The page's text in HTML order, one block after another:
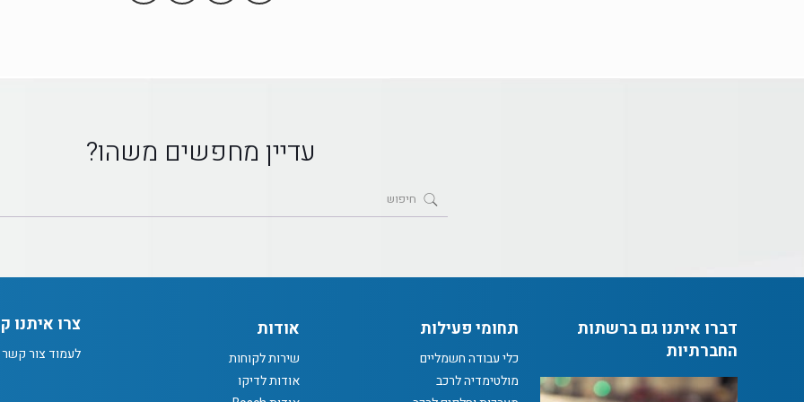
עדיין מחפשים משהו?
דברו איתנו גם ברשתות
החברתיות
תחומי פעילות
כלי עבודה חשמליים
מולטימדיה לרכב
אודות
שירות לקוחות
אודות לדיקו
צרו איתנו
לעמוד צור קשר